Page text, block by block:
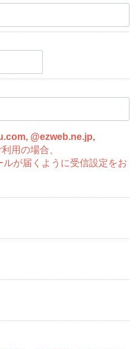
@ezweb.ne.jp,
用の場合、
ルが届くように受信設定をお